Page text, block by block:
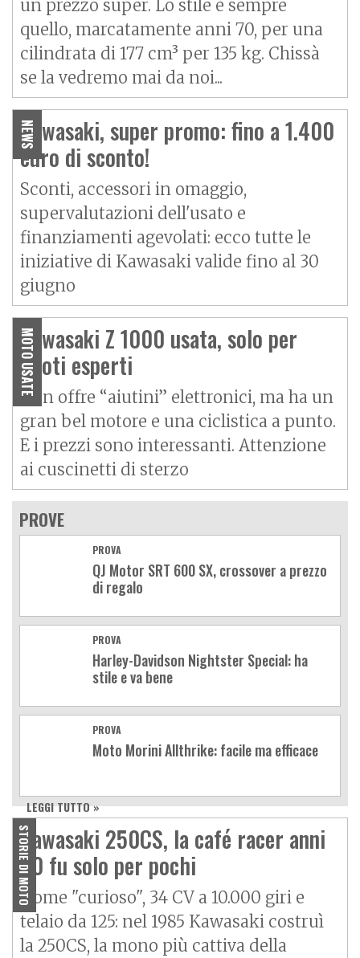
un prezzo super. Lo stile è sempre
quello, marcatamente anni 70, per una
cilindrata di 177 cm³ per 135 kg. Chissà
se la vedremo mai da noi...
NEWS
Kawasaki, super promo: fino a 1.400
euro di sconto!
Sconti, accessori in omaggio,
supervalutazioni dell'usato e
finanziamenti agevolati: ecco tutte le
iniziative di Kawasaki valide fino al 30
giugno
MOTO USATE
Kawasaki Z 1000 usata, solo per
piloti esperti
Non offre “aiutini” elettronici, ma ha un
gran bel motore e una ciclistica a punto.
E i prezzi sono interessanti. Attenzione
ai cuscinetti di sterzo
PROVE
PROVA
QJ Motor SRT 600 SX, crossover a prezzo
di regalo
PROVA
Harley-Davidson Nightster Special: ha
stile e va bene
PROVA
Moto Morini Allthrike: facile ma efficace
LEGGI TUTTO »
STORIE DI MOTO
Kawasaki 250CS, la café racer anni
80 fu solo per pochi
Nome "curioso", 34 CV a 10.000 giri e
telaio da 125: nel 1985 Kawasaki costruì
la 250CS, la mono più cattiva della